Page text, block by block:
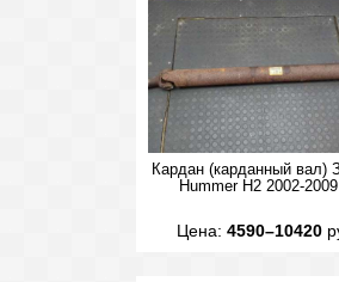
Кардан (карданный вал)
Hummer H2 2002-2009
Цена: 4590–10420